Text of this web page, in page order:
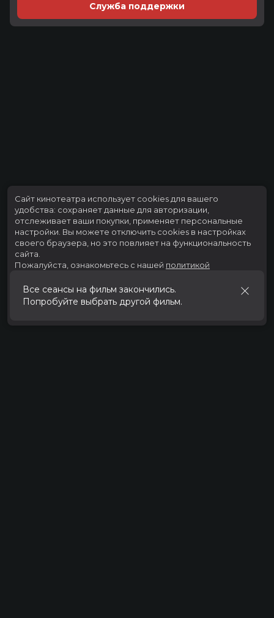
Служба поддержки
Все сеансы на фильм закончились.
Попробуйте выбрать другой фильм.
Сайт кинотеатра использует cookies для вашего
удобства: сохраняет данные для авторизации,
отслеживает ваши покупки, применяет персональные
настройки. Вы можете отключить cookies в настройках
своего браузера, но это повлияет на функциональность
сайта.
Пожалуйста, ознакомьтесь с нашей политикой
Принять